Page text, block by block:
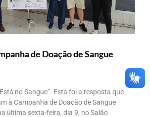
de Doação de Sangue
no Sangue”. Esta foi a resposta que
à Campanha de Doação de Sangue
última sexta-feira, dia 9, no Salão